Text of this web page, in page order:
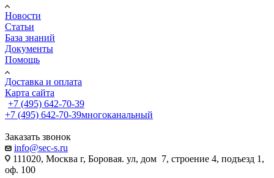
Новости
Статьи
База знаний
Документы
Помощь
Доставка и оплата
Карта сайта
+7 (495) 642-70-39
+7 (495) 642-70-39многоканальный
Заказать звонок
info@sec-s.ru
111020, Москва г, Боровая. ул, дом 7, строение 4, подъезд 1,
оф. 100